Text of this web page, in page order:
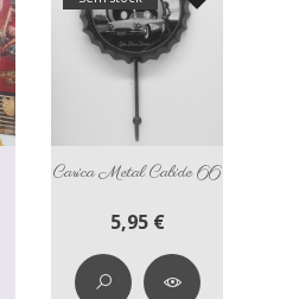
Carica Metal Cabide 66
5,95 €